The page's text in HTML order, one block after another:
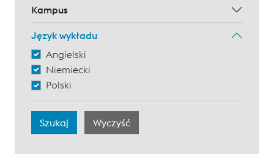
Kampus
Język wykładu
Angielski
Niemiecki
Polski